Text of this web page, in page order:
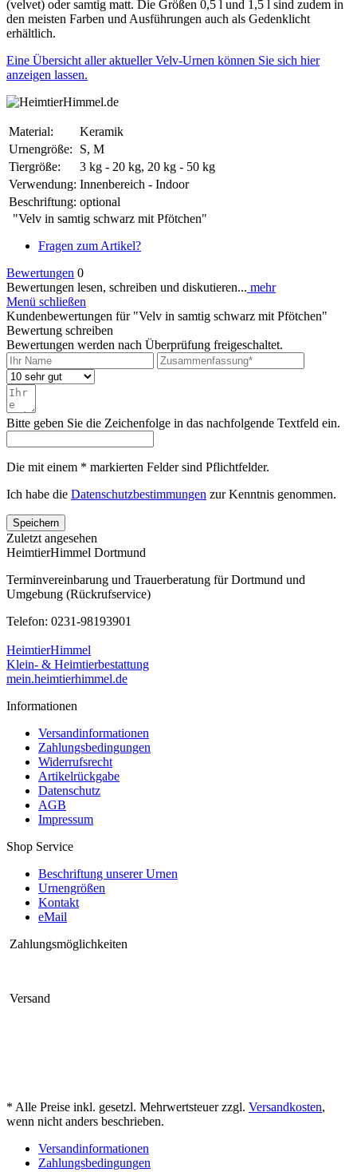
(velvet) oder samtig matt. Die Größen 0,5 l und 1,5 l sind zudem in
den meisten Farben und Ausführungen auch als Gedenklicht
erhältlich.
Eine Übersicht aller aktueller Velv-Urnen können Sie sich hier
anzeigen lassen.
Material:
Keramik
Urnengröße:
S, M
Tiergröße:
3 kg - 20 kg, 20 kg - 50 kg
Verwendung: Innenbereich - Indoor
Beschriftung: optional
"Velv in samtig schwarz mit Pfötchen"
Fragen zum Artikel?
Bewertungen 0
Bewertungen lesen, schreiben und diskutieren... mehr
Menü schließen
Kundenbewertungen für "Velv in samtig schwarz mit Pfötchen"
Bewertung schreiben
Bewertungen werden nach Überprüfung freigeschaltet.
Bitte geben Sie die Zeichenfolge in das nachfolgende Textfeld ein.
Die mit einem * markierten Felder sind Pflichtfelder.
Ich habe die Datenschutzbestimmungen zur Kenntnis genommen.
Speichern
Zuletzt angesehen
HeimtierHimmel Dortmund
Terminvereinbarung und Trauerberatung für Dortmund und
Umgebung (Rückrufservice)
Telefon: 0231-98193901
HeimtierHimmel
Klein- & Heimtierbestattung
mein.heimtierhimmel.de
Informationen
Versandinformationen
Zahlungsbedingungen
Widerrufsrecht
Artikelrückgabe
Datenschutz
AGB
Impressum
Shop Service
Beschriftung unserer Urnen
Urnengrößen
Kontakt
eMail
Zahlungsmöglichkeiten
Versand
* Alle Preise inkl. gesetzl. Mehrwertsteuer zzgl. Versandkosten,
wenn nicht anders beschrieben.
Versandinformationen
Zahlungsbedingungen